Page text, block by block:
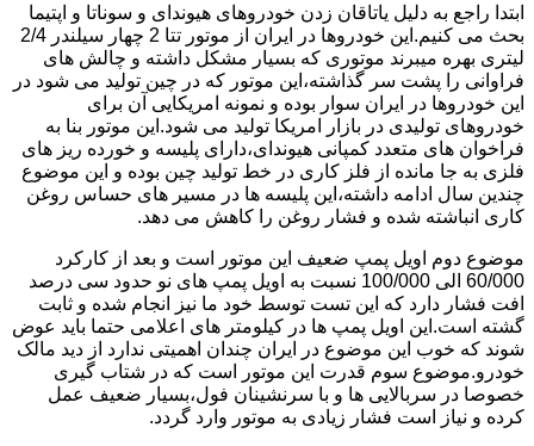
ابتدا راجع به دلیل یاتاقان زدن خودروهای هیوندای و سوناتا و اپتیما
بحث می کنیم.این خودروها در ایران از موتور تتا 2 چهار سیلندر 2/4
لیتری بهره میبرند موتوری که بسیار مشکل داشته و چالش های
فراوانی را پشت سر گذاشته،این موتور که در چین تولید می شود در
این خودروها در ایران سوار بوده و نمونه امریکایی آن برای
خودروهای تولیدی در بازار امریکا تولید می شود.این موتور بنا به
فراخوان های متعدد کمپانی هیوندای،دارای پلیسه و خورده ریز های
فلزی به جا مانده از فلز کاری در خط تولید چین بوده و این موضوع
چندین سال ادامه داشته،این پلیسه ها در مسیر های حساس روغن
کاری انباشته شده و فشار روغن را کاهش می دهد.
موضوع دوم اویل پمپ ضعیف این موتور است و بعد از کارکرد
60/000 الی 100/000 نسبت به اویل پمپ های نو حدود سی درصد
افت فشار دارد که این تست توسط خود ما نیز انجام شده و ثابت
گشته است.این اویل پمپ ها در کیلومتر های اعلامی حتما باید عوض
شوند که خوب این موضوع در ایران چندان اهمیتی ندارد از دید مالک
خودرو.موضوع سوم قدرت این موتور است که در شتاب گیری
خصوصا در سربالایی ها و با سرنشینان فول،بسیار ضعیف عمل
کرده و نیاز است فشار زیادی به موتور وارد گردد.